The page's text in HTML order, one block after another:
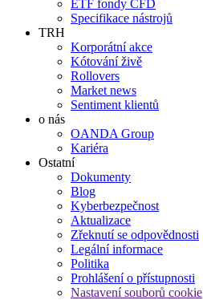
ETF fondy CFD
Specifikace nástrojů
TRH
Korporátní akce
Kótování živě
Rollovers
Market news
Sentiment klientů
o nás
OANDA Group
Kariéra
Ostatní
Dokumenty
Blog
Kyberbezpečnost
Aktualizace
Zřeknutí se odpovědnosti
Legální informace
Politika
Prohlášení o přístupnosti
Nastavení souborů cookie